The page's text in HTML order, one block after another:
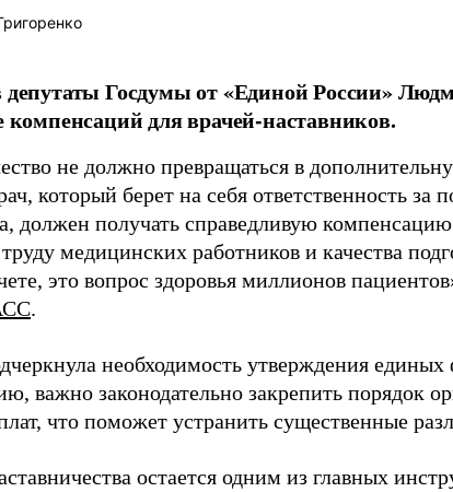
депутаты Госдумы от «Единой России»
компенсаций для врачей-наставников.
не должно превращаться в
который берет на себя ответственность за
должен получать справедливую компенсацию
медицинских работников и качества
это вопрос здоровья миллионов
.
необходимость утверждения единых
важно законодательно закрепить порядок
что поможет устранить существенные
остается одним из главных